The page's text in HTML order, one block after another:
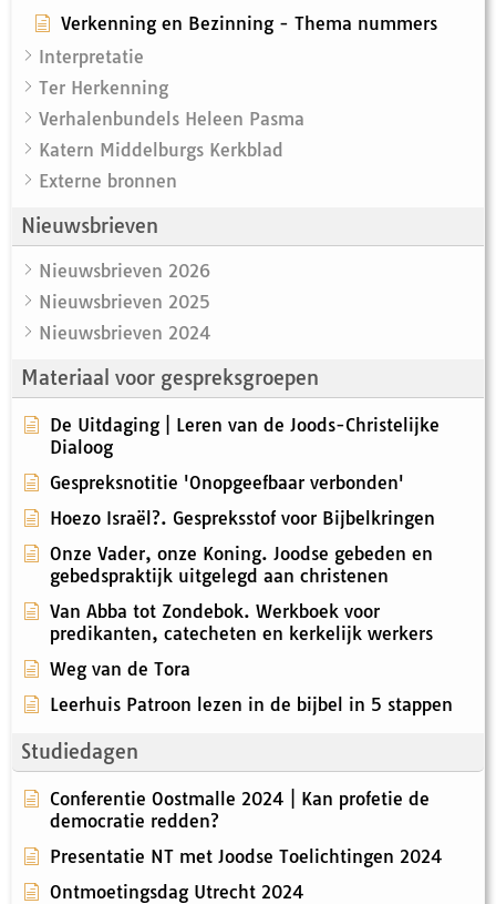
Verkenning en Bezinning - Thema nummers
Interpretatie
Ter Herkenning
Verhalenbundels Heleen Pasma
Katern Middelburgs Kerkblad
Externe bronnen
Nieuwsbrieven
Nieuwsbrieven 2026
Nieuwsbrieven 2025
Nieuwsbrieven 2024
Materiaal voor gespreksgroepen
De Uitdaging | Leren van de Joods-Christelijke
Dialoog
Gespreksnotitie 'Onopgeefbaar verbonden'
Hoezo Israël?. Gespreksstof voor Bijbelkringen
Onze Vader, onze Koning. Joodse gebeden en
gebedspraktijk uitgelegd aan christenen
Van Abba tot Zondebok. Werkboek voor
predikanten, catecheten en kerkelijk werkers
Weg van de Tora
Leerhuis Patroon lezen in de bijbel in 5 stappen
Studiedagen
Conferentie Oostmalle 2024 | Kan profetie de
democratie redden?
Presentatie NT met Joodse Toelichtingen 2024
Ontmoetingsdag Utrecht 2024